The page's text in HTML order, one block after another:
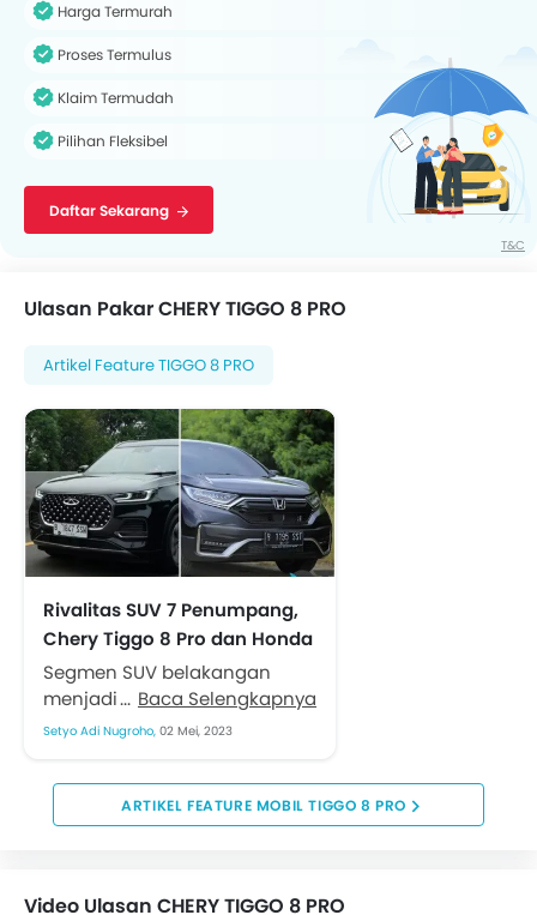
Harga Termurah
Proses Termulus
Klaim Termudah
Pilihan Fleksibel
Daftar Sekarang
T&C
Ulasan Pakar CHERY TIGGO 8 PRO
Artikel Feature TIGGO 8 PRO
Rivalitas SUV 7 Penumpang,
Chery Tiggo 8 Pro dan Honda
CR-V
Segmen SUV belakangan
menjadi salah satu model
yang dilirik konsumen. Model
tawaran fitur canggih
membuat SUV,...
Baca Selengkapnya
Setyo Adi Nugroho, 02 Mei, 2023
ARTIKEL FEATURE MOBIL TIGGO 8 PRO
Video Ulasan CHERY TIGGO 8 PRO